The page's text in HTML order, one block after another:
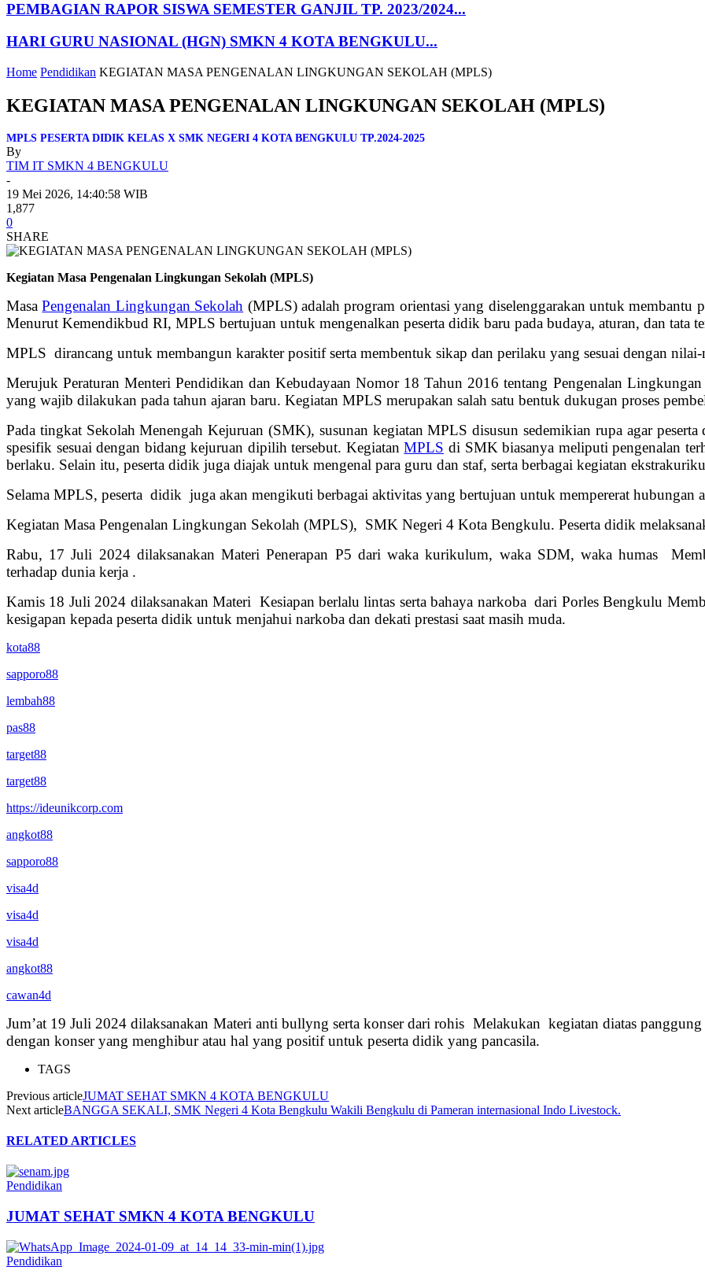
PEMBAGIAN RAPOR SISWA SEMESTER GANJIL TP. 2023/2024...
HARI GURU NASIONAL (HGN) SMKN 4 KOTA BENGKULU...
Home Pendidikan KEGIATAN MASA PENGENALAN LINGKUNGAN SEKOLAH (MPLS)
KEGIATAN MASA PENGENALAN LINGKUNGAN SEKOLAH (MPLS)
MPLS PESERTA DIDIK KELAS X SMK NEGERI 4 KOTA BENGKULU TP.2024-2025
By
TIM IT SMKN 4 BENGKULU
-
19 Mei 2026, 14:40:58 WIB
1,877
0
SHARE
Kegiatan Masa Pengenalan Lingkungan Sekolah (MPLS)
MasaPengenalan Lingkungan Sekolah (MPLS) adalah program orientasi yang diselenggarakan untuk membantu
Menurut Kemendikbud RI, MPLS bertujuan untuk mengenalkan peserta didik baru pada budaya, aturan, dan tata
MPLS dirancang untuk membangun karakter positif serta membentuk sikap dan perilaku yang sesuai dengan
Merujuk Peraturan Menteri Pendidikan dan Kebudayaan Nomor 18 Tahun 2016 tentang Pengenalan
yang wajib dilakukan pada tahun ajaran baru. Kegiatan MPLS merupakan salah satu bentuk dukugan proses
Pada tingkat Sekolah Menengah Kejuruan (SMK), susunan kegiatan MPLS disusun sedemikian rupa agar
spesifik sesuai dengan bidang kejuruan dipilih tersebut. KegiatanMPLS di SMK biasanya meliputi pengenalan
berlaku. Selain itu, peserta didik juga diajak untuk mengenal para guru dan staf, serta berbagai kegiatan
Selama MPLS, peserta didik juga akan mengikuti berbagai aktivitas yang bertujuan untuk mempererat hubungan
Kegiatan Masa Pengenalan Lingkungan Sekolah (MPLS), SMK Negeri 4 Kota Bengkulu. Peserta didik
Rabu, 17 Juli 2024 dilaksanakan Materi Penerapan P5 dari waka kurikulum, waka SDM, waka humas
terhadap dunia kerja .
Kamis 18 Juli 2024 dilaksanakan Materi Kesiapan berlalu lintas serta bahaya narkoba dari Porles Bengkulu
kesigapan kepada peserta didik untuk menjahui narkoba dan dekati prestasi saat masih muda.
kota88
sapporo88
lembah88
pas88
target88
target88
https://ideunikcorp.com
angkot88
sapporo88
visa4d
visa4d
visa4d
angkot88
cawan4d
Jum’at 19 Juli 2024 dilaksanakan Materi anti bullyng serta konser dari rohis Melakukan kegiatan diatas
dengan konser yang menghibur atau hal yang positif untuk peserta didik yang pancasila.
TAGS
Previous articleJUMAT SEHAT SMKN 4 KOTA BENGKULU
Next articleBANGGA SEKALI, SMK Negeri 4 Kota Bengkulu Wakili Bengkulu di Pameran internasional Indo Livestock.
RELATED ARTICLES
Pendidikan
JUMAT SEHAT SMKN 4 KOTA BENGKULU
Pendidikan